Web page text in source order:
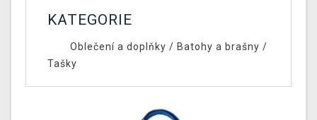
KATEGORIE
Oblečení a doplňky / Batohy a brašny /
Tašky